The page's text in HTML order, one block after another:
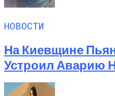
НОВОСТИ
На Киевщине
Устроил Аварию